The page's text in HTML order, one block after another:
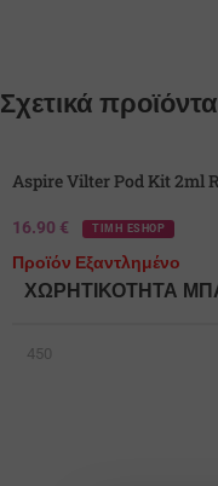
Σχετικά προϊόντα
SOLD
OUT
Aspire Vilter Pod Kit 2ml
16.90 € ΤΙΜΗ ESHOP
Προϊόν Εξαντλημένο
ΧΩΡΗΤΙΚΌΤΗΤΑ
450